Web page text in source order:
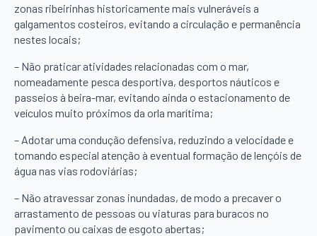
zonas ribeirinhas historicamente mais vulneráveis a
galgamentos costeiros, evitando a circulação e permanência
nestes locais;
– Não praticar atividades relacionadas com o mar,
nomeadamente pesca desportiva, desportos náuticos e
passeios à beira-mar, evitando ainda o estacionamento de
veículos muito próximos da orla marítima;
– Adotar uma condução defensiva, reduzindo a velocidade e
tomando especial atenção à eventual formação de lençóis de
água nas vias rodoviárias;
– Não atravessar zonas inundadas, de modo a precaver o
arrastamento de pessoas ou viaturas para buracos no
pavimento ou caixas de esgoto abertas;